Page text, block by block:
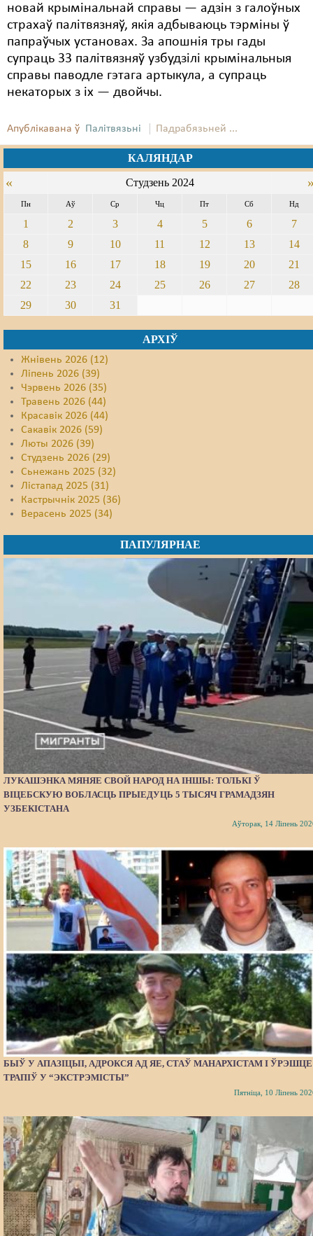
новай крымінальнай справы — адзін з галоўных
страхаў палітвязняў, якія адбываюць тэрміны ў
папраўчых установах. За апошнія тры гады
супраць 33 палітвязняў узбудзілі крымінальныя
справы паводле гэтага артыкула, а супраць
некаторых з іх — двойчы.
Апублікавана ў Палітвязьні Падрабязьней ...
КАЛЯНДАР
« Студзень 2024
Пн Аў Ср Чц Пт Сб Нд
1 2 3 4 5 6
7
8
9 10 11 12 13
14
15
16 17 18 19 20
21
22
23 24 25 26 27
28
29
30 31
АРХІЎ
Жнівень 2026 (12)
Ліпень 2026 (39)
Чэрвень 2026 (35)
Травень 2026 (44)
Красавік 2026 (44)
Сакавік 2026 (59)
Люты 2026 (39)
Студзень 2026 (29)
Сьнежань 2025 (32)
Лістапад 2025 (31)
Кастрычнік 2025 (36)
Верасень 2025 (34)
ПАПУЛЯРНАЕ
ЛУКАШЭНКА МЯНЯЕ СВОЙ НАРОД НА ІНШЫ: ТОЛЬКІ Ў
ВІЦЕБСКУЮ ВОБЛАСЦЬ ПРЫЕДУЦЬ 5 ТЫСЯЧ ГРАМАДЗЯН
УЗБЕКІСТАНА
Аўторак, 14 Ліпень
БЫЎ У АПАЗІЦЫІ, АДРОКСЯ АД ЯЕ, СТАЎ МАНАРХІСТАМ І ЎРЭШЦЕ
ТРАПІЎ У “ЭКСТРЭМІСТЫ”
Пятніца, 10 Ліпень